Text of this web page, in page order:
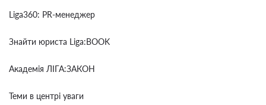
Liga360: PR-менеджер
Знайти юриста Liga:BOOK
Академія ЛІГА:ЗАКОН
Теми в центрі уваги